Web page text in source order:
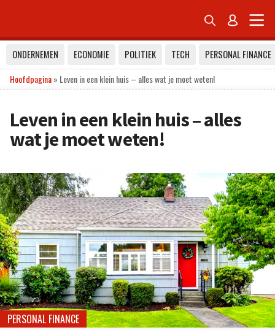
 
ONDERNEMEN ECONOMIE POLITIEK TECH
PERSONAL FINANCE
Hoofdpagina» Leven in een klein huis – alles wat je moet weten!
Leven in een klein huis – alles
wat je moet weten!
PERSONAL FINANCE